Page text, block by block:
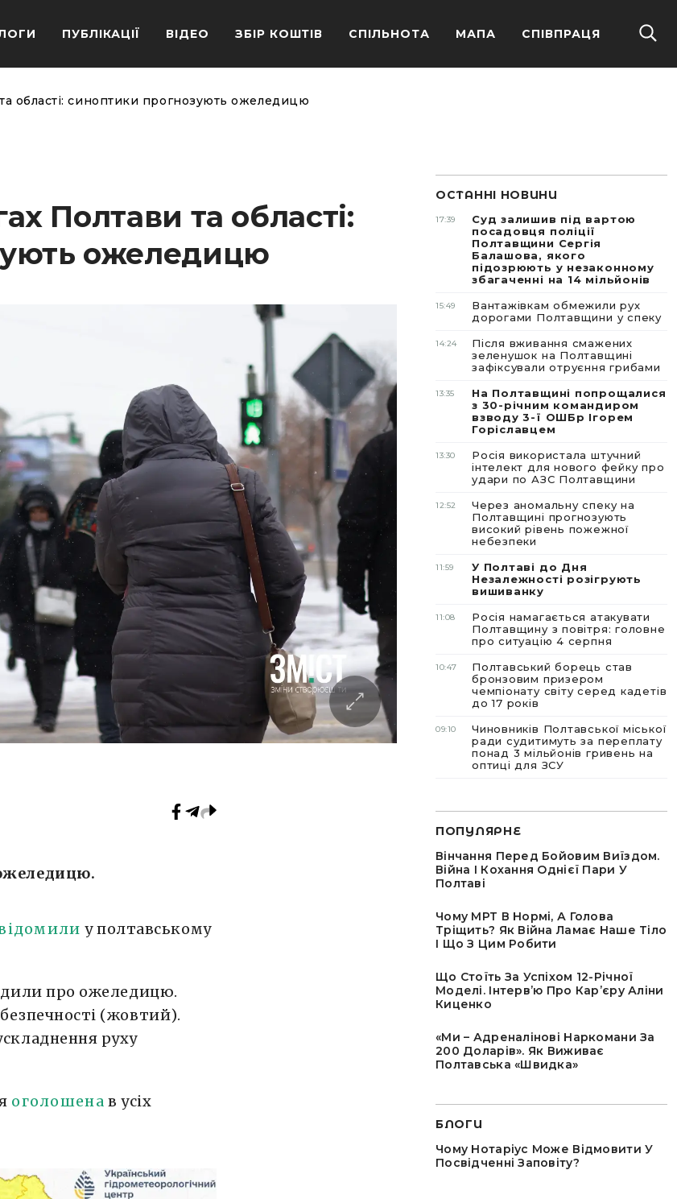
ПУБЛІКАЦІЇ ВІДЕО ЗБІР КОШТІВ СПІЛЬНОТА МАПА СПІВПРАЦЯ
області: синоптики прогнозують ожеледицю
Полтави та області:
ожеледицю
у полтавському
про ожеледицю.
(жовтий).
руху
оголошена в усіх
ОСТАННІ НОВИНИ
17:39
Суд залишив під вартою
посадовця поліції
Полтавщини Сергія
Балашова, якого
підозрюють у незаконному
збагаченні на 14 мільйонів
15:49
Вантажівкам обмежили рух
дорогами Полтавщини у спеку
14:24
Після вживання смажених
зеленушок на Полтавщині
зафіксували отруєння грибами
13:35
На Полтавщині попрощалися
з 30-річним командиром
взводу 3-ї ОШБр Ігорем
Горіславцем
13:30
Росія використала штучний
інтелект для нового фейку про
удари по АЗС Полтавщини
12:52
Через аномальну спеку на
Полтавщині прогнозують
високий рівень пожежної
небезпеки
11:59
У Полтаві до Дня
Незалежності розігрують
вишиванку
11:08
Росія намагається атакувати
Полтавщину з повітря: головне
про ситуацію 4 серпня
10:47
Полтавський борець став
бронзовим призером
чемпіонату світу серед кадетів
до 17 років
09:10
Чиновників Полтавської міської
ради судитимуть за переплату
понад 3 мільйонів гривень на
оптиці для ЗСУ
ПОПУЛЯРНЕ
Вінчання Перед Бойовим Виїздом.
Війна І Кохання Однієї Пари У
Полтаві
Чому МРТ В Нормі, А Голова
Тріщить? Як Війна Ламає Наше Тіло
І Що З Цим Робити
Що Стоїть За Успіхом 12-Річної
Моделі. Інтервʼю Про Карʼєру Аліни
Киценко
«Ми – Адреналінові Наркомани За
200 Доларів». Як Виживає
Полтавська «швидка»
БЛОГИ
Чому Нотаріус Може Відмовити У
Посвідченні Заповіту?